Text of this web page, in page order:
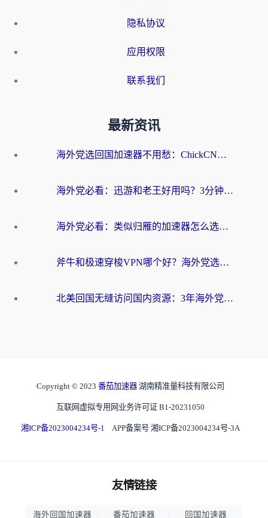
隐私协议
应用权限
联系我们
最新资讯
海外党选回国加速器不用愁：ChickCN和洞见哪个好？一篇搞定所有疑问
海外党必看：迅游和老王好用吗？3分钟选对加速国内网络的加速器
海外党必看：类似归雁的加速器怎么选？一篇搞定无缝访问国内资源
斧牛和极速穿梭VPN哪个好？海外党选回国加速器必看的真实对比与避坑指南
北美回国无缝访问国内资源：3年海外党亲测的加速器选择指南
Copyright © 2023 番茄加速器 湖南精准量科技有限公司
互联网虚拟专用网业务许可证 B1-20231050
湘ICP备2023004234号-1 APP备案号 湘ICP备2023004234号-3A
友情链接
海外回国加速器 番茄加速器 回国加速器